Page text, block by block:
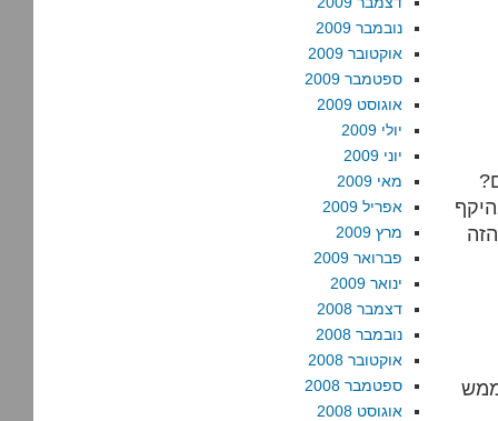
נובמבר 2009
אוקטובר 2009
ספטמבר 2009
אוגוסט 2009
יולי 2009
יוני 2009
מאי 2009
אפריל 2009
מרץ 2009
פברואר 2009
ינואר 2009
דצמבר 2008
נובמבר 2008
אוקטובר 2008
ספטמבר 2008
אוגוסט 2008